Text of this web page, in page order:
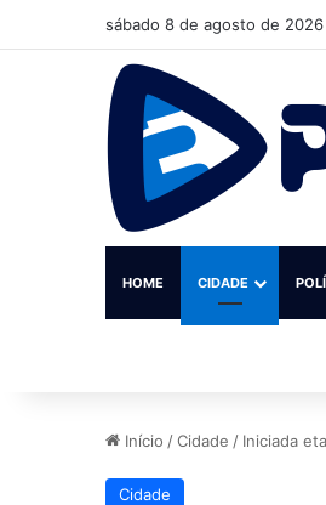
sábado 8 de agosto de 2026
HOME CIDADE
Início /Cidade / Iniciada
Cidade